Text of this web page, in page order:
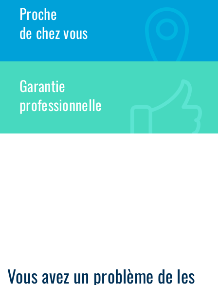
Proche
de chez vous
Garantie
professionnelle
Vous avez un problème de les